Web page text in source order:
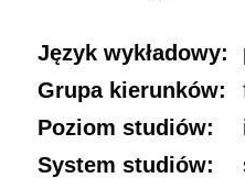
Język wykładowy:
Grupa kierunków:
Poziom studiów:
System studiów: